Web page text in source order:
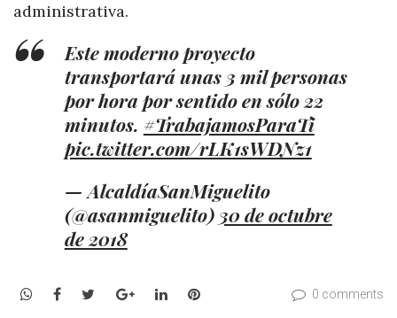
administrativa.
Este moderno proyecto
transportará unas 3 mil personas
por hora por sentido en sólo 22
minutos. #TrabajamosParaTi
pic.twitter.com/rLK1sWDNz1
— AlcaldíaSanMiguelito
(@asanmiguelito) 30 de octubre
de 2018
WhatsApp
Facebook
TwitterGoogle+LinkedInPinterest 0 comments